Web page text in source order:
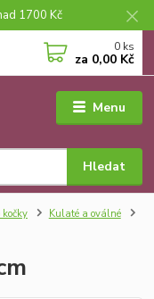
1700 Kč
Menu
Hledat
0 ks
za 0,00 Kč
kočky
Kulaté a oválné